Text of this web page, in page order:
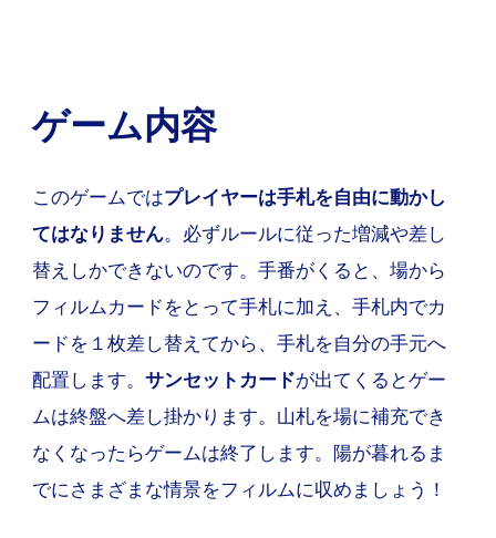
ゲーム内容
このゲームではプレイヤーは手札を自由に動かし
てはなりません。必ずルールに従った増減や差し
替えしかできないのです。手番がくると、場から
フィルムカードをとって手札に加え、手札内でカ
ードを１枚差し替えてから、手札を自分の手元へ
配置します。 サンセットカードが出てくるとゲー
ムは終盤へ差し掛かります。山札を場に補充でき
なくなったらゲームは終了します。陽が暮れるま
でにさまざまな情景をフィルムに収めましょう！